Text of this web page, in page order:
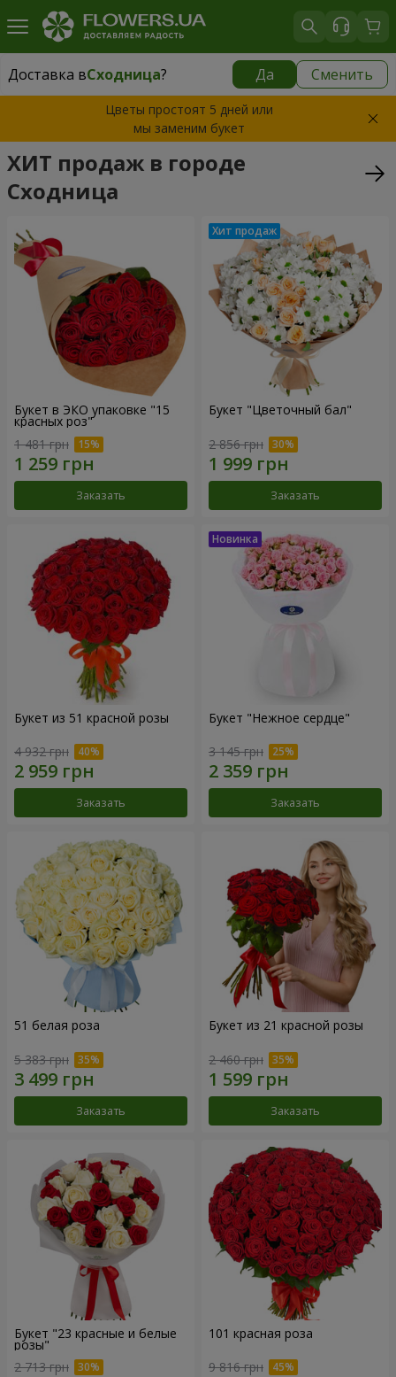
Доставка вСходница? Да Сменить
Доставка вСходница|
Цветы простоят 5 дней или
мы заменим букет
ХИТ продаж в городе
Сходница
Букет в ЭКО упаковке "15
красных роз"
1 481 грн
Заказать
Букет "Цветочный бал"
2 856 грн
Заказать
Букет из 51 красной розы
4 932 грн
Заказать
Букет "Нежное сердце"
3 145 грн
Заказать
51 белая роза
5 383 грн
Заказать
Букет из 21 красной розы
2 460 грн
Заказать
Букет "23 красные и белые
розы"
2 713 грн
101 красная роза
9 816 грн